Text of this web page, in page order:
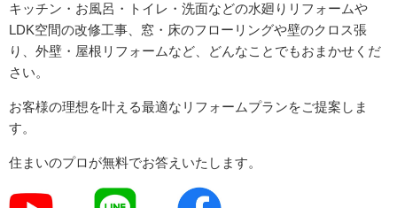
キッチン・お風呂・トイレ・洗面などの水廻りリフォームや
LDK空間の改修工事、窓・床のフローリングや壁のクロス張
り、外壁・屋根リフォームなど、どんなことでもおまかせくだ
さい。
お客様の理想を叶える最適なリフォームプランをご提案しま
す。
住まいのプロが無料でお答えいたします。